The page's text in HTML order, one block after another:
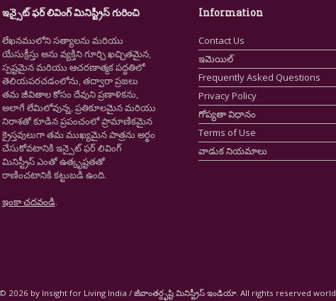
ఇన్సైట్ ఫర్ లివింగ్ మినిస్ట్రీస్ గురించి
లేఖనములోని సత్యాలను మరియు
యేసుక్రీస్తు అను వ్యక్తిని గూర్చి ఖచ్చితమైన,
స్పష్టమైన మరియు ఆచరణాత్మక పద్ధతిలో
తెలియపరచడంలోను, తద్వారా ప్రజలు
తమ జీవితాల కోసం దేవుని ప్రణాళికను,
అలాగే లేమిలోవున్న, ప్రతికూలమైన మరియు
నిరాశతో కూడిన ప్రపంచంలో ప్రామాణికమైన
క్రైస్తవులుగా తమ ముఖ్యమైన పాత్రను అర్థం
చేసుకోవటానికి ఇన్సైట్ ఫర్ లివింగ్
మినిస్ట్రీస్ ఎంతో ఉత్కృష్టతతో
రాణించటానికి కట్టుబడి ఉంది.
ఇంకా చదవండి.
Information
Contact Us
ఇమెయిల్
Frequently Asked Questions
Privacy Policy
గోప్యతా విధానం
Terms of Use
వాడుక నియమాలు
© 2026 by Insight for Living India / జీవాంతర్దృష్టి మినిస్ట్రీస్ ఇండియా. All rights reserved